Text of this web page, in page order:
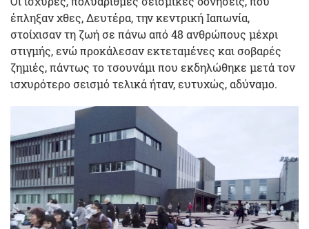
έπληξαν χθες, Δευτέρα, την κεντρική Ιαπωνία,
στοίχισαν τη ζωή σε πάνω από 48 ανθρώπους μέχρι
στιγμής, ενώ προκάλεσαν εκτεταμένες και σοβαρές
ζημιές, πάντως το τσουνάμι που εκδηλώθηκε μετά τον
ισχυρότερο σεισμό τελικά ήταν, ευτυχώς, αδύναμο.